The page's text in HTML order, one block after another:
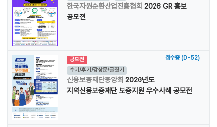
한국자원순환산업진흥협회 2026 GR 홍보
공모전
공모전
접수중 (D-52)
수기/후기/감상문/글짓기
신용보증재단중앙회 2026년도
지역신용보증재단 보증지원 우수사례 공모전